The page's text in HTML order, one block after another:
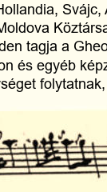
tagja a
és egyéb